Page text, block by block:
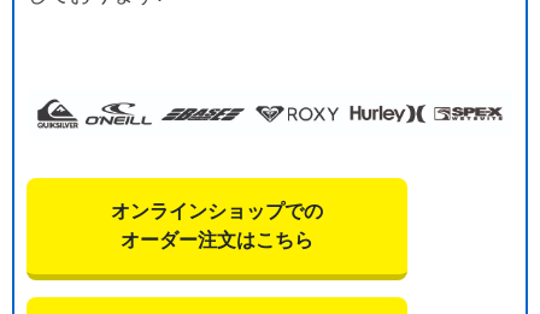
オンラインショップでの
オーダー注文はこちら